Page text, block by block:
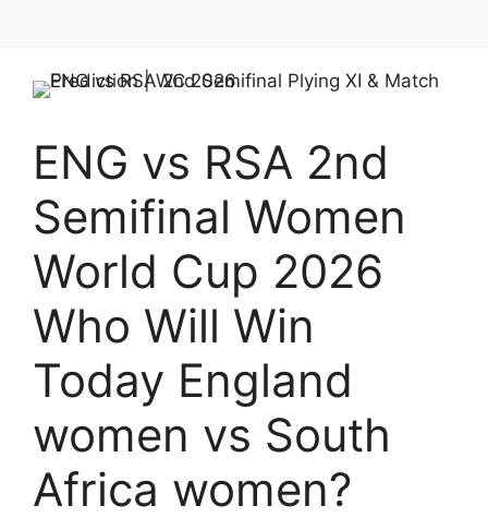
ENG vs RSA 2nd
Semifinal Women
World Cup 2026
Who Will Win
Today England
women vs South
Africa women?